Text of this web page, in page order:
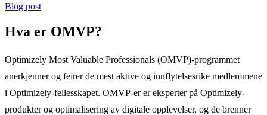
Blog post
Hva er OMVP?
Optimizely Most Valuable Professionals (OMVP)-programmet
anerkjenner og feirer de mest aktive og innflytelsesrike medlemmene
i Optimizely-fellesskapet. OMVP-er er eksperter på Optimizely-
produkter og optimalisering av digitale opplevelser, og de brenner